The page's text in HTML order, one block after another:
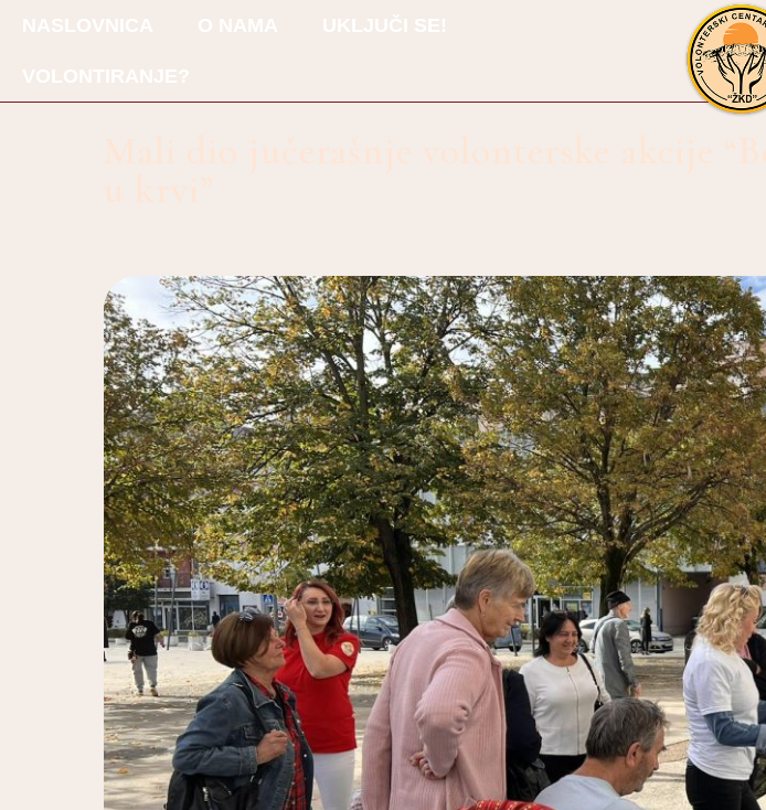
NASLOVNICA O NAMA UKLJUČI SE!
VOLONTIRANJE?